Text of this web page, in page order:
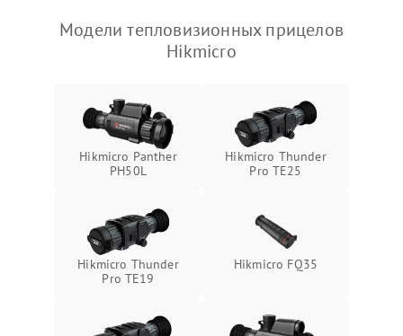
Неисправность системы
перенапряжения
Подробнее →
Неисправность системы
защиты от перегрева
Подробнее →
Поломка системы защиты
от перенапряжения
Подробнее →
Модели тепловизионных прицелов
Hikmicro
Hikmicro Panther
PH50L
Hikmicro Thunder
Pro TE25
Hikmicro Thunder
Pro TE19
Hikmicro FQ35